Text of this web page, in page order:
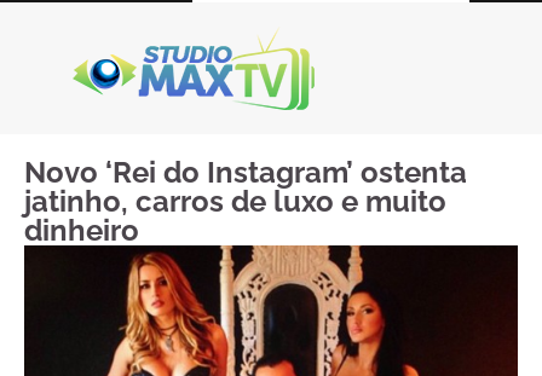
Novo ‘Rei do Instagram’ ostenta
jatinho, carros de luxo e muito
dinheiro